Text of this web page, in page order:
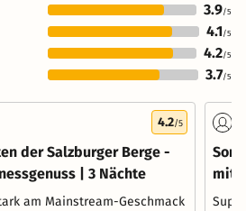
3.9/5
4.1/5
4.2/5
3.7/5
4.2/5
der Salzburger Berge -
| 3 Nächte
am Mainstream-Geschmack
mit